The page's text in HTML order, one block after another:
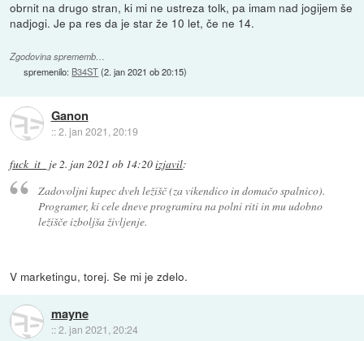
obrnit na drugo stran, ki mi ne ustreza tolk, pa imam nad jogijem še
nadjogi. Je pa res da je star že 10 let, če ne 14.
Zgodovina sprememb…
spremenilo: B34ST(2. jan 2021 ob 20:15)
Ganon
::2. jan 2021, 20:19
fuck_it_ je2. jan 2021 ob 14:20izjavil:
Zadovoljni kupec dveh ležišč (za vikendico in domačo spalnico).
Programer, ki cele dneve programira na polni riti in mu udobno
ležišče izboljša življenje.
V marketingu, torej. Se mi je zdelo.
mayne
::2. jan 2021, 20:24